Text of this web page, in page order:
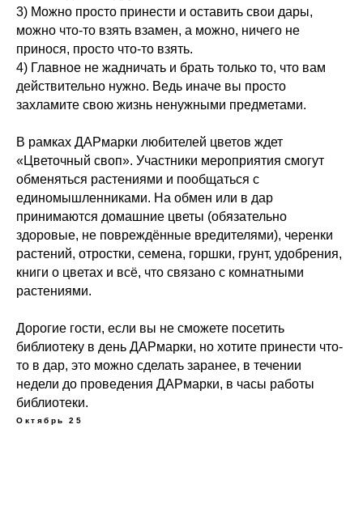
3) Можно просто принести и оставить свои дары,
можно что-то взять взамен, а можно, ничего не
принося, просто что-то взять.
4) Главное не жадничать и брать только то, что вам
действительно нужно. Ведь иначе вы просто
захламите свою жизнь ненужными предметами.
В рамках ДАРмарки любителей цветов ждет
«Цветочный своп». Участники мероприятия смогут
обменяться растениями и пообщаться с
единомышленниками. На обмен или в дар
принимаются домашние цветы (обязательно
здоровые, не повреждённые вредителями), черенки
растений, отростки, семена, горшки, грунт, удобрения,
книги о цветах и всё, что связано с комнатными
растениями.
Дорогие гости, если вы не сможете посетить
библиотеку в день ДАРмарки, но хотите принести что-
то в дар, это можно сделать заранее, в течении
недели до проведения ДАРмарки, в часы работы
библиотеки.
Октябрь 25